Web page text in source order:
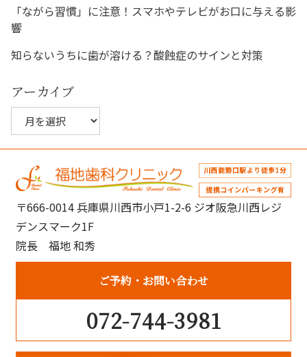
「ながら習慣」に注意！スマホやテレビがお口に与える影
響
知らないうちに歯が溶ける？酸蝕症のサインと対策
アーカイブ
ー
カ
ブ
〒666-0014 兵庫県川西市小戸1-2-6 ジオ阪急川西レジ
デンスマーク1F
院長 福地 和秀
ご予約 お問い合わせ
072-744-3981